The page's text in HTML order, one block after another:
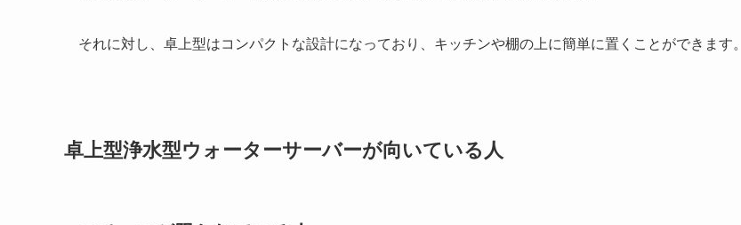
それに対し、卓上型はコンパクトな設計になっており、キッチンや棚の上に簡単に置くことができます。
卓上型浄水型ウォーターサーバーが向いている人